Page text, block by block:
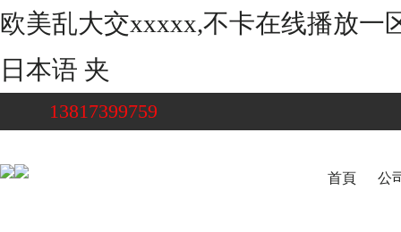
欧美乱大交xxxxx,不卡在线播放一
日本语 夹
13817399759
首頁 公